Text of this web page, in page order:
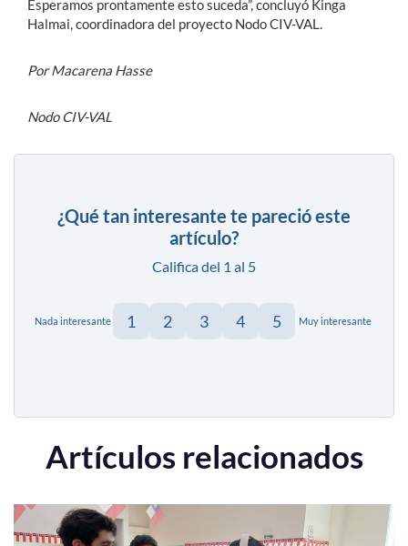
Esperamos prontamente esto suceda”, concluyó Kinga
Halmai, coordinadora del proyecto Nodo CIV-VAL.
Por Macarena Hasse
Nodo CIV-VAL
¿Qué tan interesante te pareció este
artículo?
Califica del 1 al 5
Nada interesante 1 2 3 4 5 Muy interesante
Artículos relacionados